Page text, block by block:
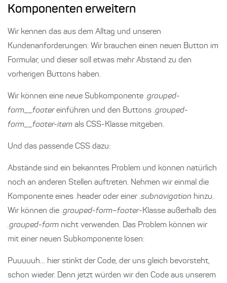
Komponenten erweitern
Wir kennen das aus dem Alltag und unseren
Kundenanforderungen: Wir brauchen einen neuen Button im
Formular, und dieser soll etwas mehr Abstand zu den
vorherigen Buttons haben.
Wir können eine neue Subkomponente .grouped-
form__footereinführen und den Buttons .grouped-
form__footer-item als CSS-Klasse mitgeben.
Und das passende CSS dazu:
Abstände sind ein bekanntes Problem und können natürlich
noch an anderen Stellen auftreten. Nehmen wir einmal die
Komponente eines .header oder einer.subnavigation hinzu.
Wir können die .grouped-form–footer-Klasse außerhalb des
.grouped-form nicht verwenden. Das Problem können wir
mit einer neuen Subkomponente lösen:
Puuuuuh… hier stinkt der Code, der uns gleich bevorsteht,
schon wieder. Denn jetzt würden wir den Code aus unserem